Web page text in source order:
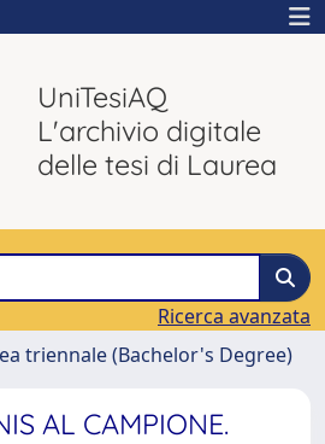
UniTesiAQ
L'archivio digitale
delle tesi di Laurea
Ricerca avanzata
triennale (Bachelor's Degree)
AL CAMPIONE.